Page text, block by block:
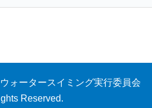
ォータースイミング実行委員会
Reserved.